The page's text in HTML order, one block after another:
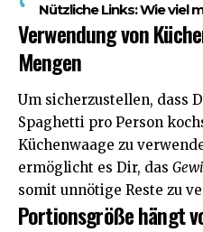
Nützliche Links:Wie viel
Verwendung von
Mengen
Um sicherzustellen, dass
Spaghetti pro Person
Küchenwaage zu
ermöglicht es Dir, das
somit unnötige Reste zu
Portionsgröße hängt